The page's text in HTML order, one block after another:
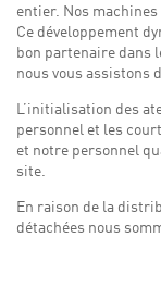
entier. Nos
Ce développement
bon partenaire dans
nous vous assistons
L’initialisation des
personnel et les
et notre personnel
site.
En raison de la
détachées nous